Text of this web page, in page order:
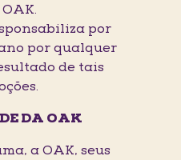
por
por qualquer
de tais
DA OAK
a OAK, seus